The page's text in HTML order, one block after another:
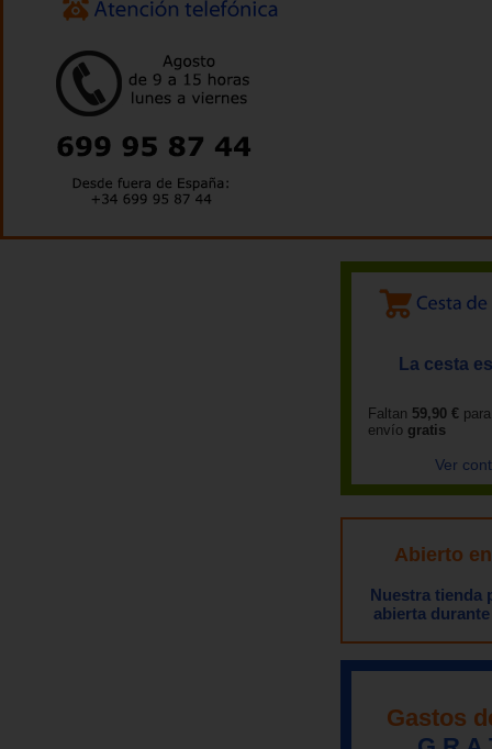
La cesta
Faltan 59,90 €
envío gratis
Ver
Abierto
Nuestra tienda
abierta
Gastos